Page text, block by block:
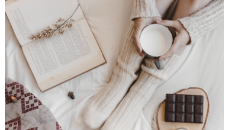
Zbog čega je zumba sve popularnija?
Mitovi o zdravoj hrani